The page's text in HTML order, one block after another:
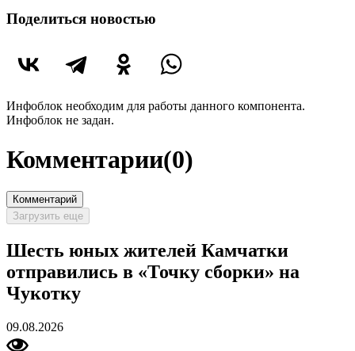
Поделиться новостью
Инфоблок необходим для работы данного компонента.
Инфоблок не задан.
Комментарии(0)
Комментарий
Загрузить еще
Шесть юных жителей Камчатки
отправились в «Точку сборки» на
Чукотку
09.08.2026